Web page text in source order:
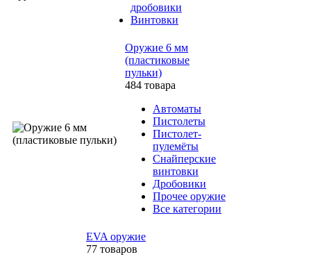
дробовики
Винтовки
Оружие 6 мм
(пластиковые
пульки)
484 товара
Автоматы
Пистолеты
Пистолет-
пулемёты
Снайперские
винтовки
Дробовики
Прочее оружие
Все категории
EVA оружие
77 товаров